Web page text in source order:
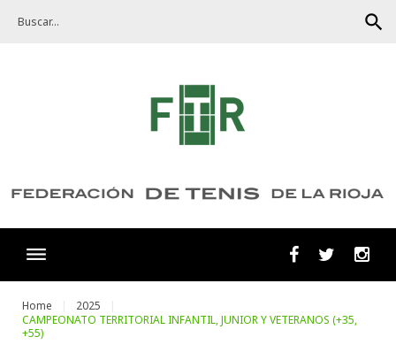
search
FacebookTwitter
Home
2025
CAMPEONATO TERRITORIAL INFANTIL, JUNIOR Y VETERANOS (+35,
+55)